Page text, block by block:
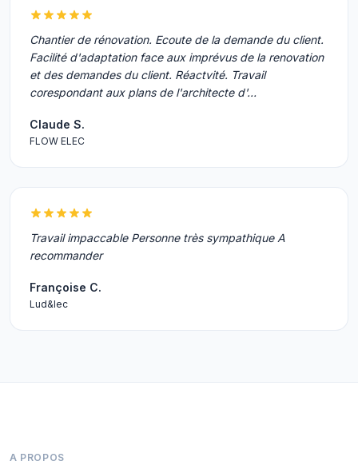
Chantier de rénovation. Ecoute de la demande du client.
Facilité d'adaptation face aux imprévus de la renovation
et des demandes du client. Réactvité. Travail
corespondant aux plans de l'architecte d'…
Claude S.
FLOW ELEC
Travail impaccable Personne très sympathique A
recommander
Françoise C.
Lud&lec
A PROPOS